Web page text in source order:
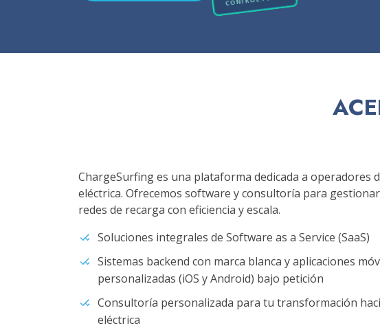
ChargeSurfing es una plataforma dedicada a operadores
eléctrica. Ofrecemos software y consultoría para
redes de recarga con eficiencia y escala.
Soluciones integrales de Software as a Service (SaaS)
Sistemas backend con marca blanca y aplicaciones
personalizadas (iOS y Android) bajo petición
Consultoría personalizada para tu transformación
eléctrica